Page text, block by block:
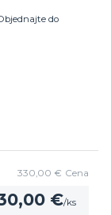
do
€/ks
330,00 € Cena